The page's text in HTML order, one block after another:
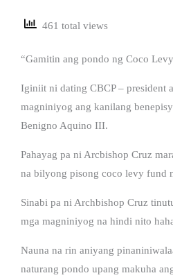
461 total views
“Gamitin ang pondo ng Coco
Iginiit ni dating CBCP – president
magniniyog ang kanilang
Benigno Aquino III.
Pahayag pa ni Arcbishop Cruz
na bilyong pisong coco levy fund
Sinabi pa ni Archbishop Cruz
mga magniniyog na hindi nito
Nauna na rin aniyang
naturang pondo upang makuha